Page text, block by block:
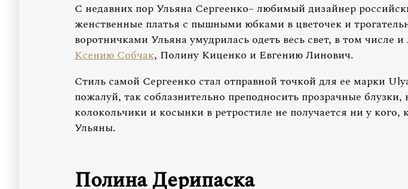
С недавних пор Ульяна Сергеенко– любимый дизайнер
женственные платья с пышными юбками в цветочек и
воротничками Ульяна умудрилась одеть весь свет, в том числе
Ксению Собчак, Полину Киценко и Евгению Линович.
Стиль самой Сергеенко стал отправной точкой для ее марки
пожалуй, так соблазнительно преподносить прозрачные
колокольчики и косынки в ретростиле не получается ни у кого,
Ульяны.
Полина Дерипаска